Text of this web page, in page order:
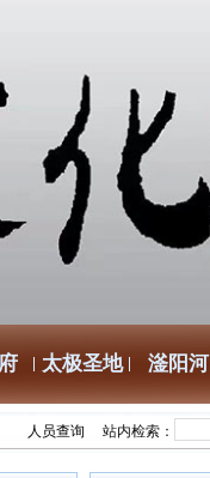
太极圣地 滏阳河
人员查询 站内检索：